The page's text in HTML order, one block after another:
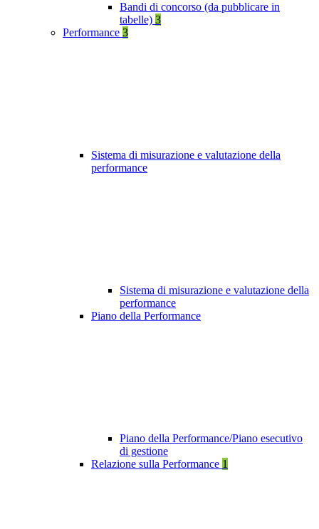
Bandi di concorso (da pubblicare in
tabelle) 3
Performance 3
Sistema di misurazione e valutazione della
performance
Sistema di misurazione e valutazione della
performance
Piano della Performance
Piano della Performance/Piano esecutivo
di gestione
Relazione sulla Performance 1